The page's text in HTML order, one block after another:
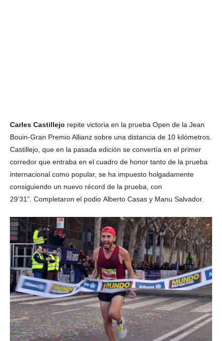
Carles Castillejo repite victoria en la prueba Open de la Jean
Bouin-Gran Premio Allianz sobre una distancia de 10 kilómetros.
Castillejo, que en la pasada edición se convertía en el primer
corredor que entraba en el cuadro de honor tanto de la prueba
internacional como popular, se ha impuesto holgadamente
consiguiendo un nuevo récord de la prueba, con
29’31”. Completaron el podio Alberto Casas y Manu Salvador.